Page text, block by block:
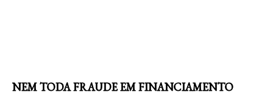
NEM TODA FRAUDE EM FINANCIAMENTO